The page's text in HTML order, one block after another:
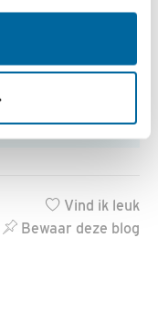
Vind ik leuk
Bewaar deze blog